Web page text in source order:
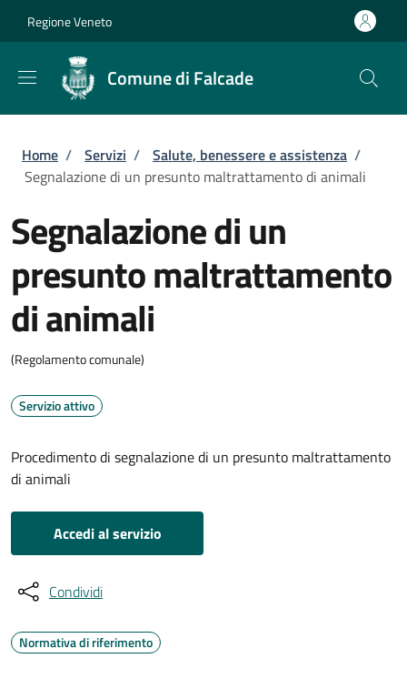
Regione Veneto
Comune di Falcade
Briciole di pane
Home / Servizi / Salute, benessere e assistenza /
Segnalazione di un presunto maltrattamento di animali
Segnalazione di un
presunto maltrattamento
di animali
(Regolamento comunale)
Servizio attivo
Procedimento di segnalazione di un presunto maltrattamento
di animali
Accedi al servizio
Condividi
Normativa di riferimento